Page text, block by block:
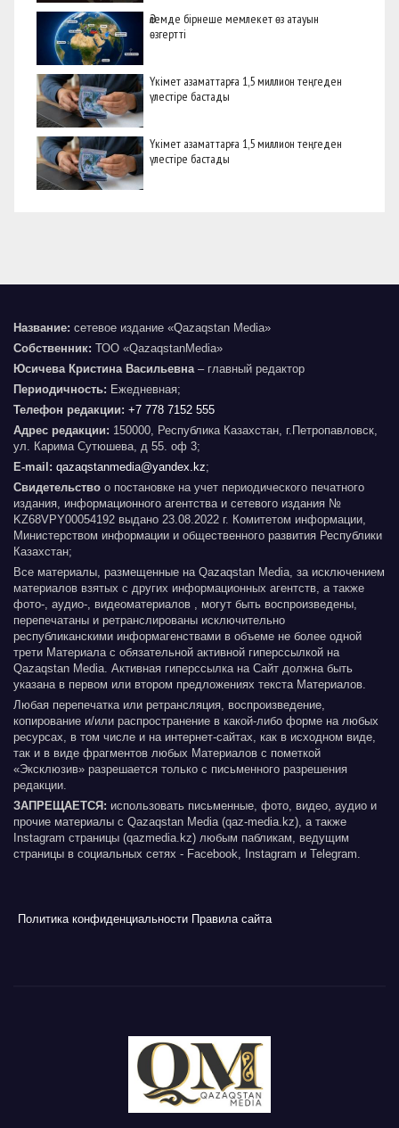
Әлемде бірнеше мемлекет өз атауын
өзгертті
Үкімет азаматтарға 1,5 миллион теңгеден
үлестіре бастады
Үкімет азаматтарға 1,5 миллион теңгеден
үлестіре бастады
Название: сетевое издание «Qazaqstan Media»
Собственник: ТОО «QazaqstanMedia»
Юсичева Кристина Васильевна– главный редактор
Периодичность: Ежедневная;
Телефон редакции: +7 778 7152 555
Адрес редакции: 150000, Республика Казахстан, г.Петропавловск,
ул. Карима Сутюшева, д 55. оф 3;
E-mail: qazaqstanmedia@yandex.kz;
Свидетельство о постановке на учет периодического печатного
издания, информационного агентства и сетевого издания №
KZ68VPY00054192 выдано 23.08.2022 г. Комитетом информации,
Министерством информации и общественного развития Республики
Казахстан;
Все материалы, размещенные на Qazaqstan Media, за исключением
материалов взятых с других информационных агентств, а также
фото-, аудио-, видеоматериалов , могут быть воспроизведены,
перепечатаны и ретранслированы исключительно
республиканскими информагенствами в объеме не более одной
трети Материала с обязательной активной гиперссылкой на
Qazaqstan Media. Активная гиперссылка на Сайт должна быть
указана в первом или втором предложениях текста Материалов.
Любая перепечатка или ретрансляция, воспроизведение,
копирование и/или распространение в какой-либо форме на любых
ресурсах, в том числе и на интернет-сайтах, как в исходном виде,
так и в виде фрагментов любых Материалов с пометкой
«Эксклюзив» разрешается только с письменного разрешения
редакции.
ЗАПРЕЩАЕТСЯ: использовать письменные, фото, видео, аудио и
прочие материалы с Qazaqstan Media (qaz-media.kz), а также
Instagram страницы (qazmedia.kz) любым пабликам, ведущим
страницы в социальных сетях - Facebook, Instagram и Telegram.
Политика конфиденциальности Правила сайта